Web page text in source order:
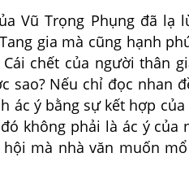
Vũ Trọng Phụng đã lạ
gia mà cũng hạnh
chết của người thân
sao? Nếu chỉ đọc nhan
ác ý bằng sự kết hợp
không phải là ác ý của
mà nhà văn muốn